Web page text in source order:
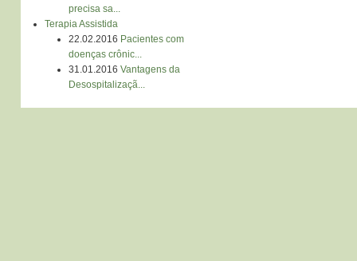
precisa sa...
Terapia Assistida
22.02.2016 Pacientes com
doenças crônic...
31.01.2016 Vantagens da
Desospitalizaçã...